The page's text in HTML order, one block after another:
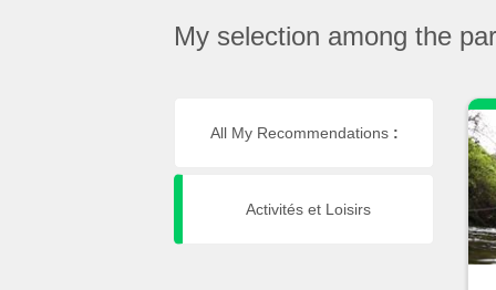
préservé qui a valu à Luchon son titre
Daniel Estrade (tous secteurs)
François Laborde (tous secteurs)
L'Aappma de Luchon édite chaque
My selection among the
All My Recommendations :
Activités et Loisirs